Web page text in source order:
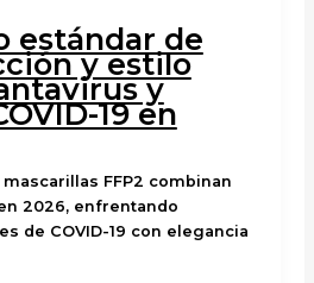
estándar de
y estilo
y
19 en
FFP2 combinan
2026, enfrentando
de COVID-19 con elegancia